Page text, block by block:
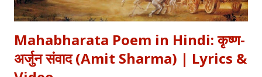
Mahabharata Poem in Hindi: कृष्ण-
अर्जुन संवाद (Amit Sharma) | Lyrics &